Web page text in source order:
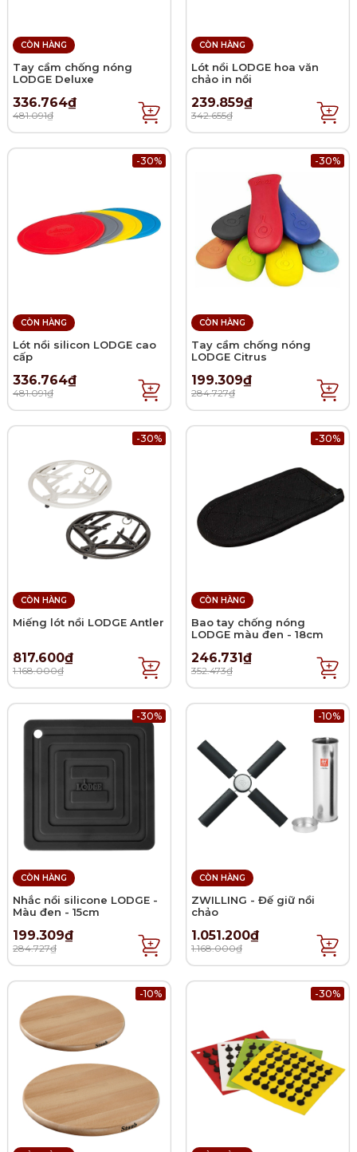
CÒN HÀNG
Tay cầm chống nóng
LODGE Deluxe
336.764₫
481.091₫
CÒN HÀNG
Lót nồi LODGE hoa văn
chảo in nổi
239.859₫
342.655₫
-30%
CÒN HÀNG
Lót nồi silicon LODGE cao
cấp
336.764₫
481.091₫
-30%
CÒN HÀNG
Tay cầm chống nóng
LODGE Citrus
199.309₫
284.727₫
-30%
CÒN HÀNG
Miếng lót nồi LODGE Antler
817.600₫
1.168.000₫
-30%
CÒN HÀNG
Bao tay chống nóng
LODGE màu đen - 18cm
246.731₫
352.473₫
-30%
CÒN HÀNG
Nhắc nồi silicone LODGE -
Màu đen - 15cm
199.309₫
284.727₫
-10%
CÒN HÀNG
ZWILLING - Đế giữ nồi
chảo
1.051.200₫
1.168.000₫
-10% -30%